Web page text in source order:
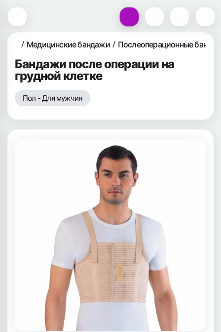
Медицинские бандажи Послеоперационные
Бандажи после операции на
грудной клетке
Пол - Для мужчин